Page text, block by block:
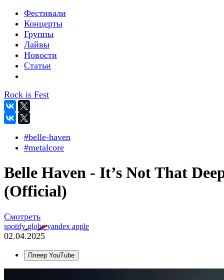
Фестивали
Концерты
Группы
Лайвы
Новости
Статьи
Rock is Fest
#belle-haven
#metalcore
Belle Haven - It’s Not That
(Official)
Смотреть
spotifyglobeyandex apple
02.04.2025
Плеер YouTube